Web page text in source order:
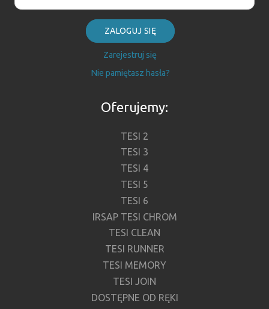
ZALOGUJ SIĘ
Zarejestruj się
Nie pamiętasz hasła?
Oferujemy:
TESI 2
TESI 3
TESI 4
TESI 5
TESI 6
IRSAP TESI CHROM
TESI CLEAN
TESI RUNNER
TESI MEMORY
TESI JOIN
DOSTĘPNE OD RĘKI